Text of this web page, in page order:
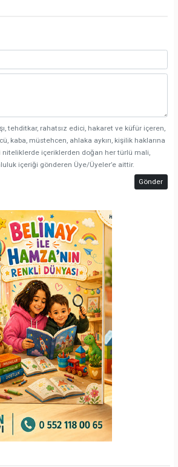
tehditkar, rahatsız edici, hakaret ve küfür içeren,
kaba, müstehcen, ahlaka aykırı, kişilik haklarına
niteliklerde içeriklerden doğan her türlü mali,
içeriği gönderen Üye/Üyeler’e aittir.
Gönder